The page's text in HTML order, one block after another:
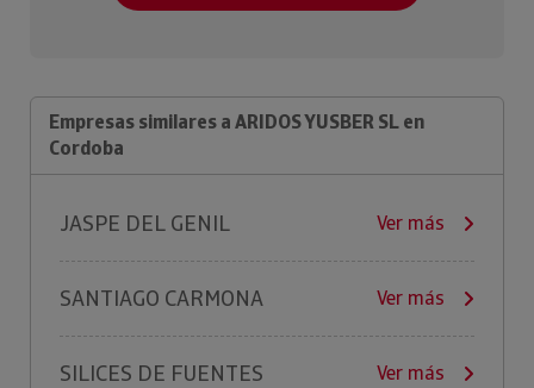
Empresas similares a ARIDOS YUSBER SL en
Cordoba
JASPE DEL GENIL Ver más
SANTIAGO CARMONA Ver más
SILICES DE FUENTES Ver más